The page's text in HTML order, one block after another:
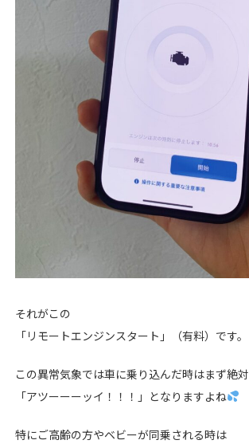
それがこの
「リモートエンジンスタート」（有料）です。
この異常気象では車に乗り込んだ時はまず絶対
「アツーーーッイ！！！」となりますよね
特にご高齢の方やベビーが同乗される時は